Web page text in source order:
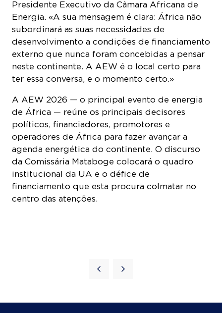
subordinará as suas necessidades de
desenvolvimento a condições de financiamento
externo que nunca foram concebidas a pensar
neste continente. A AEW é o local certo para
ter essa conversa, e o momento certo.»
A AEW 2026 — o principal evento de energia
políticos, financiadores, promotores e
operadores de África para fazer avançar a
agenda energética do continente. O discurso
da Comissária Mataboge colocará o quadro
institucional da UA e o défice de
financiamento que esta procura colmatar no
centro das atenções.